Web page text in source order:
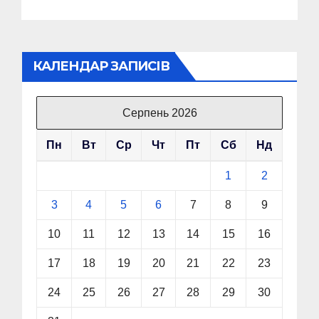
КАЛЕНДАР ЗАПИСІВ
Серпень 2026
Пн Вт Ср Чт Пт Сб Нд
1 2
3 4 5 6 7 8 9
10 11 12 13 14 15 16
17 18 19 20 21 22 23
24 25 26 27 28 29 30